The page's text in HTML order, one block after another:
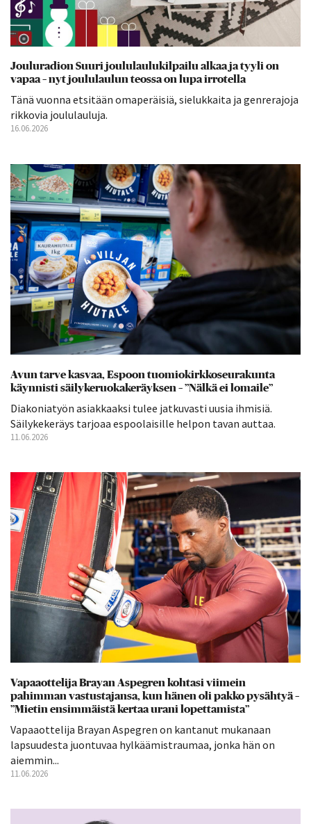
Jouluradion Suuri joululaulukilpailu alkaa ja tyyli on
vapaa – nyt joululaulun teossa on lupa irrotella
Tänä vuonna etsitään omaperäisiä, sielukkaita ja genrerajoja
rikkovia joululauluja.
16.06.2026
Avun tarve kasvaa, Espoon tuomiokirkkoseurakunta
käynnisti säilykeruokakeräyksen – ”Nälkä ei lomaile”
Diakoniatyön asiakkaaksi tulee jatkuvasti uusia ihmisiä.
Säilykekeräys tarjoaa espoolaisille helpon tavan auttaa.
11.06.2026
Vapaaottelija Brayan Aspegren kohtasi viimein
pahimman vastustajansa, kun hänen oli pakko pysähtyä –
”Mietin ensimmäistä kertaa urani lopettamista”
Vapaaottelija Brayan Aspegren on kantanut mukanaan
lapsuudesta juontuvaa hylkäämistraumaa, jonka hän on
aiemmin...
11.06.2026